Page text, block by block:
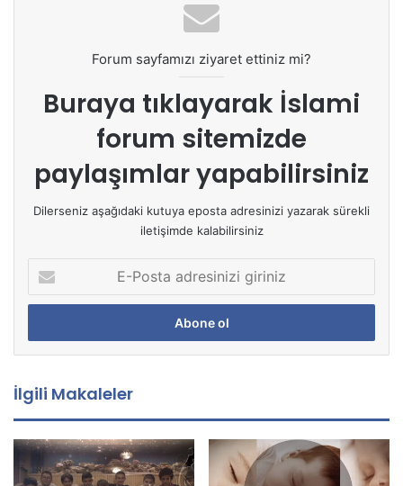
Forum sayfamızı ziyaret ettiniz mi?
Buraya tıklayarak İslami
forum sitemizde
paylaşımlar yapabilirsiniz
Dilerseniz aşağıdaki kutuya eposta adresinizi yazarak sürekli
iletişimde kalabilirsiniz
P
s
a
d
r
s
İlgili Makaleler